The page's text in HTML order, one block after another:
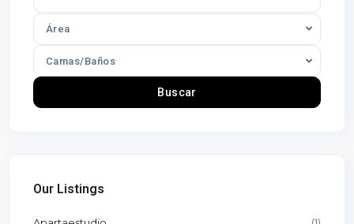
Área
Camas/Baños
Buscar
Our Listings